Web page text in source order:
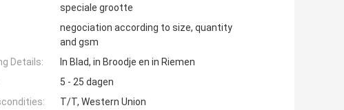
speciale grootte
negociation according to size, quantity
and gsm
Details:
In Blad, in Broodje en in Riemen
5 - 25 dagen
T/T, Western Union